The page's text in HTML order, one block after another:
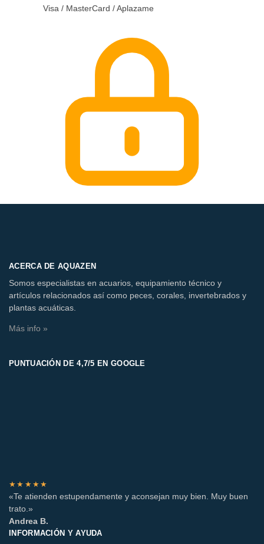
Visa / MasterCard / Aplazame
ACERCA DE AQUAZEN
Somos especialistas en acuarios, equipamiento técnico y
artículos relacionados así como peces, corales, invertebrados y
plantas acuáticas.
Más info »
PUNTUACIÓN DE 4,7/5 EN GOOGLE
★★★★★
«Te atienden estupendamente y aconsejan muy bien. Muy buen
trato.»
Andrea B.
INFORMACIÓN Y AYUDA